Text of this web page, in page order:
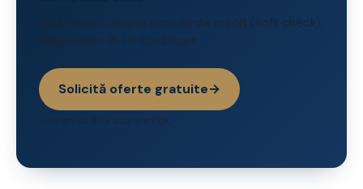
Fără impact asupra scorului de credit (soft check).
Răspundem în 1 zi lucrătoare.
Solicită oferte gratuite→
Lucrăm cu 80+ acquireri UK